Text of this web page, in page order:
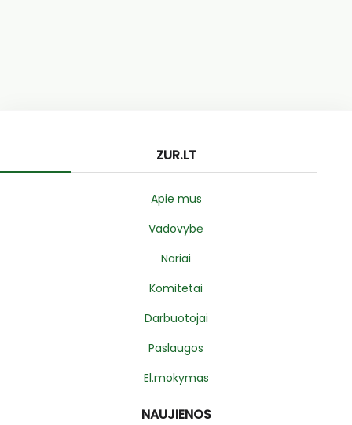
ZUR.LT
Apie mus
Vadovybė
Nariai
Komitetai
Darbuotojai
Paslaugos
El.mokymas
NAUJIENOS